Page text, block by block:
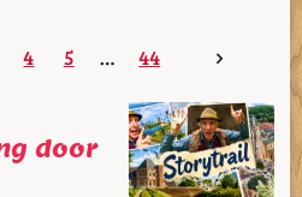
4 5 44
door